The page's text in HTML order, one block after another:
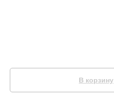
В корзину